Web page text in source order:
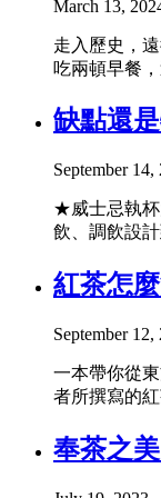
March 13,
走入歷史，
吃兩頓早餐
缺點還
September 14,
★威士忌執杯
飲、調飲設
紅茶怎
September 12,
一本帶你從
者所撰寫的
奉茶之